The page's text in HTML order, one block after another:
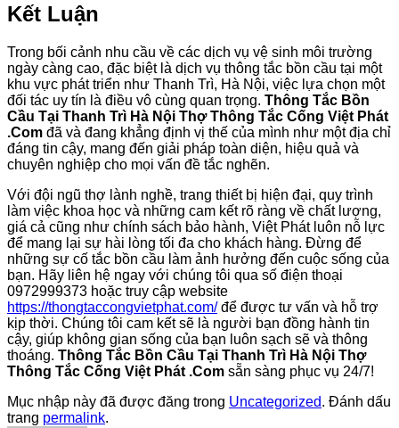
Kết Luận
Trong bối cảnh nhu cầu về các dịch vụ vệ sinh môi trường
ngày càng cao, đặc biệt là dịch vụ thông tắc bồn cầu tại một
khu vực phát triển như Thanh Trì, Hà Nội, việc lựa chọn một
đối tác uy tín là điều vô cùng quan trọng. Thông Tắc Bồn
Cầu Tại Thanh Trì Hà Nội Thợ Thông Tắc Cống Việt Phát
.Com đã và đang khẳng định vị thế của mình như một địa chỉ
đáng tin cậy, mang đến giải pháp toàn diện, hiệu quả và
chuyên nghiệp cho mọi vấn đề tắc nghẽn.
Với đội ngũ thợ lành nghề, trang thiết bị hiện đại, quy trình
làm việc khoa học và những cam kết rõ ràng về chất lượng,
giá cả cũng như chính sách bảo hành, Việt Phát luôn nỗ lực
để mang lại sự hài lòng tối đa cho khách hàng. Đừng để
những sự cố tắc bồn cầu làm ảnh hưởng đến cuộc sống của
bạn. Hãy liên hệ ngay với chúng tôi qua số điện thoại
0972999373 hoặc truy cập website
https://thongtaccongvietphat.com/để được tư vấn và hỗ trợ
kịp thời. Chúng tôi cam kết sẽ là người bạn đồng hành tin
cậy, giúp không gian sống của bạn luôn sạch sẽ và thông
thoáng. Thông Tắc Bồn Cầu Tại Thanh Trì Hà Nội Thợ
Thông Tắc Cống Việt Phát .Com sẵn sàng phục vụ 24/7!
Mục nhập này đã được đăng trong Uncategorized. Đánh dấu
trang permalink.